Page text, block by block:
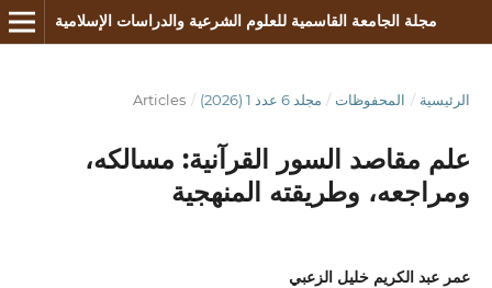
مجلة الجامعة القاسمية للعلوم الشرعية والدراسات الإسلامية
الرئيسية / المحفوظات / مجلد 6 عدد 1 (2026) /
Articles
علم مقاصد السور القرآنية: مسالكه،
ومراجعه، وطريقته المنهجية
عمر عبد الكريم خليل الزعبي